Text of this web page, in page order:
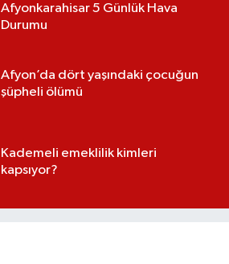
Afyonkarahisar 5 Günlük Hava
Durumu
Afyon’da dört yaşındaki çocuğun
şüpheli ölümü
Kademeli emeklilik kimleri
kapsıyor?